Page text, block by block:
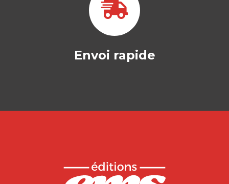
Envoi rapide